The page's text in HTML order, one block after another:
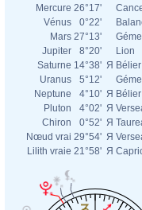
Mercure 26°17'
Vénus
0°22'
Mars 27°13'
Jupiter
8°20'
Lion
Saturne 14°38' Я Bélier
Uranus
5°12'
Neptune
4°10' Я Bélier
Pluton
4°02' Я
Chiron
0°52' Я
Nœud vrai 29°54' Я
Lilith vraie 21°58' Я